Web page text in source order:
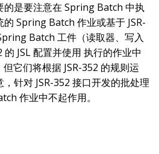
的是要注意在 Spring Batch 中执
Spring Batch 作业或基于 JSR-
Batch 工件（读取器、写入
的 JSL 配置并使用 执行的作业中
但它们将根据 JSR-352 的规则运
针对 JSR-352 接口开发的批处理
作业中不起作用。